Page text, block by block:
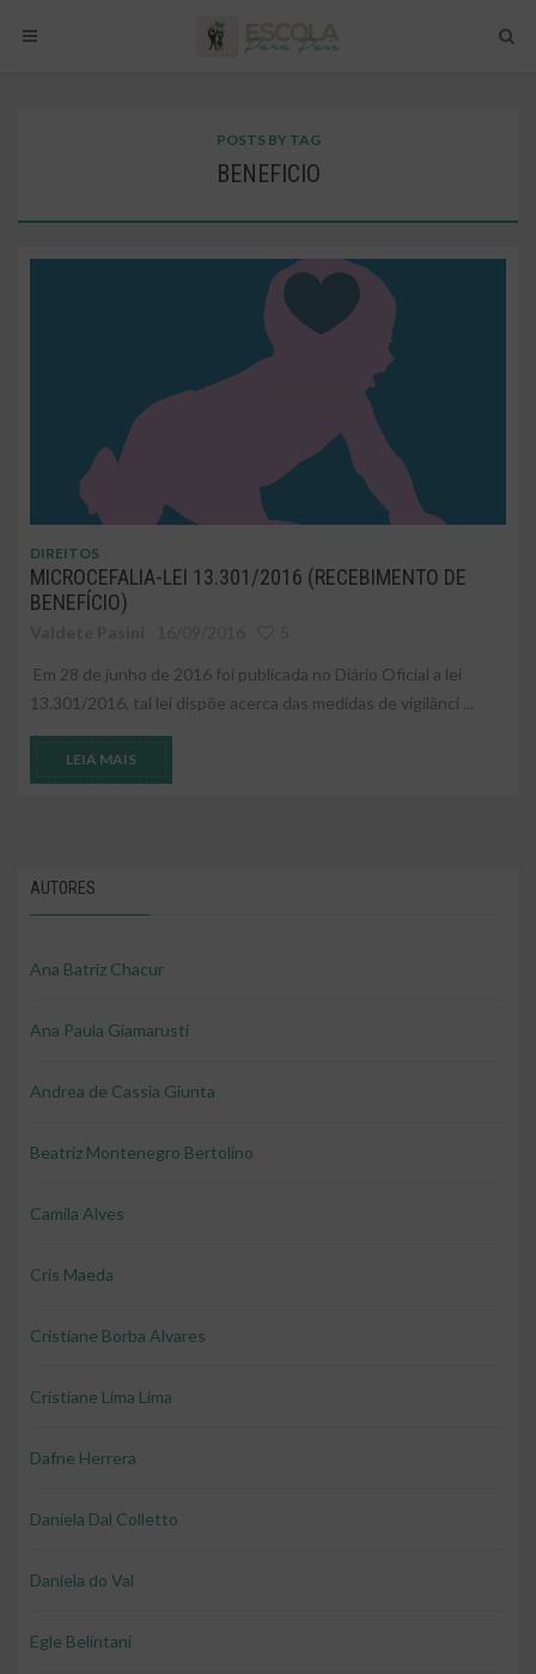
POSTS BY TAG
BENEFICIO
DIREITOS
MICROCEFALIA-LEI 13.301/2016 (RECEBIMENTO DE
BENEFÍCIO)
Em 28 de junho de 2016 foi publicada no Diário Oficial a lei
13.301/2016, tal lei dispõe acerca das medidas de vigilânci ...
LEIA MAIS
AUTORES
Ana Batriz Chacur
Ana Paula Giamarusti
Andrea de Cassia Giunta
Beatriz Montenegro Bertolino
Camila Alves
Cris Maeda
Cristiane Borba Alvares
Cristiane Lima Lima
Dafne Herrera
Daniela Dal Colletto
Daniela do Val
Egle Belintani